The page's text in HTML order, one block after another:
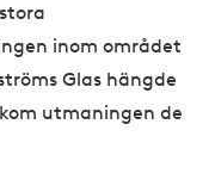
inom området
Glas hängde
utmaningen de